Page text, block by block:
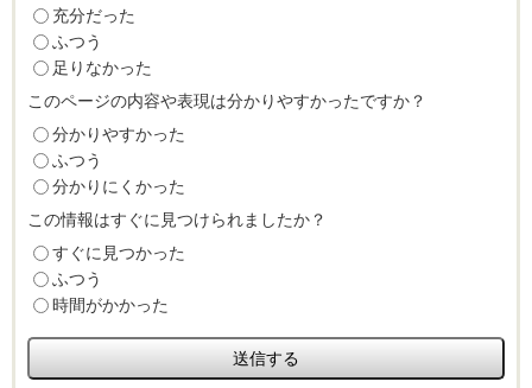
充分だった
ふつう
足りなかった
このページの内容や表現は分かりやすかったですか？
分かりやすかった
ふつう
分かりにくかった
この情報はすぐに見つけられましたか？
すぐに見つかった
ふつう
時間がかかった